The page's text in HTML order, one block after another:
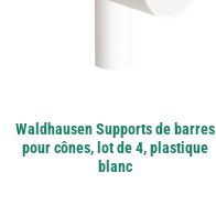
Waldhausen Supports de barres
pour cônes, lot de 4, plastique
blanc